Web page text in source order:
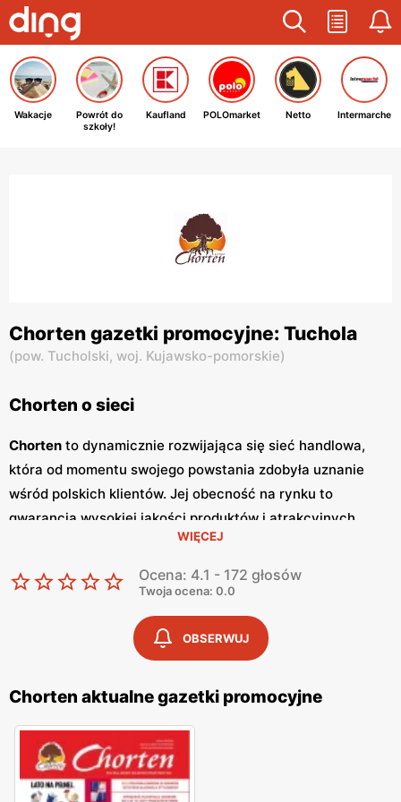
Wakacje
Powrót do
szkoły!
Kaufland POLOmarket Netto Intermarche
Chorten gazetki promocyjne: Tuchola
(pow. Tucholski, woj. Kujawsko-pomorskie)
Chorten o sieci
Chorten to dynamicznie rozwijająca się sieć handlowa,
która od momentu swojego powstania zdobyła uznanie
wśród polskich klientów. Jej obecność na rynku to
gwarancja wysokiej jakości produktów i atrakcyjnych
Chortenzlokalizowane są głównie w
północno-wschodniej Polsce, a ich oferta obejmuje szeroki
wachlarz artykułów spożywczych oraz przemysłowych,
dostosowanych do potrzeb codziennego życia. Kluczowym
elementem strategii marketingowej sieci
regularnie wydawanegazetki promocyjne
cenne źródło informacji o bieżących
promocjach
Gazetki promocyjne
ukazują się co dwa
tygodnie, umożliwiając klientom bieżące śledzenie
atrakcyjnych ofert oraz planowanie zakupów w sposób
ekonomiczny. Zawartośćgazetek
WIĘCEJ
Ocena: 4.1 - 172 głosów
Twoja ocena: 0.0
OBSERWUJ
Chorten aktualne gazetki promocyjne